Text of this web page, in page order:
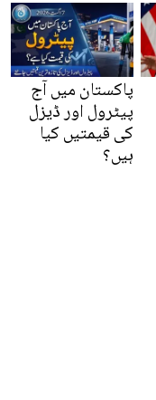
پاکستان میں آج
پیٹرول اور ڈیزل
کی قیمتیں کیا
ہیں؟